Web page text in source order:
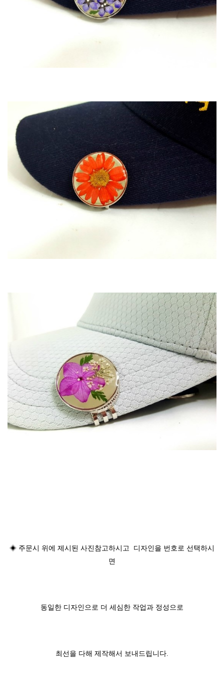
◈ 주문시 위에 제시된 사진참고하시고 디자인을 번호로 선택하시
면
동일한 디자인으로 더 세심한 작업과 정성으로
최선을 다해 제작해서 보내드립니다.